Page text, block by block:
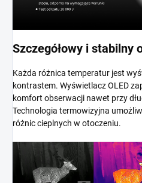
Szczegółowy i stabilny
Każda różnica temperatur jest
kontrastem. Wyświetlacz OLED
komfort obserwacji nawet przy
Technologia termowizyjna
różnic cieplnych w otoczeniu.